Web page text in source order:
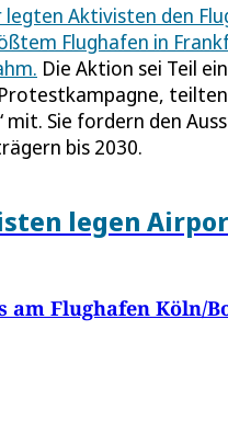
legten Aktivisten den
Flughafen in
Die Aktion sei Teil
mit. Sie fordern den
bis 2030.
legen
am Flughafen Köln/